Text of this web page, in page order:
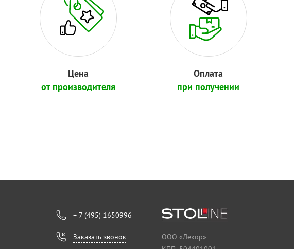
Цена
от производителя
Оплата
при получении
+ 7 (495) 1650996
Заказать звонок
ООО «Декор»